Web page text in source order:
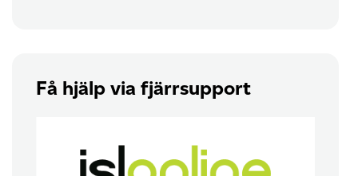
Få hjälp via fjärrsupport